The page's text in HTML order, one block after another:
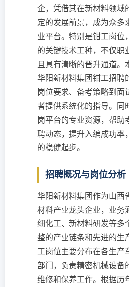
企，凭借其在新材料领域
定的发展前景，成为众多
业平台。特别是钳工岗位
的关键技术工种，不仅职
且具有清晰的晋升通道。
华阳新材料集团钳工招聘
岗位要求、备考策略到面
者提供系统化的指导。同
岗平台的专业资源，帮助
聘动态，提升入编成功率
的稳健起步。
招聘概况与岗位分析
华阳新材料集团作为山西
材料产业龙头企业，业务
细化工、新材料研发等多
整的产业链条和先进的生
工岗位主要分布在各生产
部门，负责精密机械设备
维修和保养工作。根据历